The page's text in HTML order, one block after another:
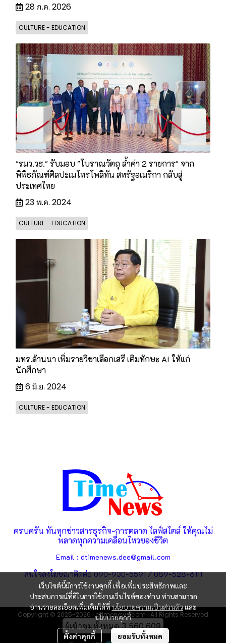
28 ก.ค. 2026
CULTURE - EDUCATION
"รมว.วธ." รับมอบ "โบราณวัตถุ ล้ำค่า 2 รายการ" จาก
พิพิธภัณฑ์ศิลปะเมโทรโพลิทัน สหรัฐอเมริกา กลับสู่
ประเทศไทย
23 พ.ค. 2024
CULTURE - EDUCATION
มทร.ล้านนา เพิ่มรายวิชาเลือกเสรี เติมทักษะ AI ให้แก่
นักศึกษา
6 มิ.ย. 2024
CULTURE - EDUCATION
เว็บไซต์นี้มีการใช้งานคุกกี้ เพื่อเพิ่มประสิทธิภาพและ
ประสบการณ์ที่ดีในการใช้งานเว็บไซต์ของท่าน ท่านสามารถ
อ่านรายละเอียดเพิ่มเติมได้ที่นโยบายความเป็นส่วนตัวและ
นโยบายคุกกี้
ตั้งค่าคุกกี้ ยอมรับทั้งหมด
ครบครัน ทันทุกข่าวสารธุรกิจ-การตลาด ไลฟ์สไตล์ ให้คุณไม่
พลาดทุกความเคลื่อนไหวของชีวิต
Email : dtimenews.dee@gmail.com
สนใจลงโฆษณาติดต่อ 090-930-5591 / 089-528-6111
Copyright © 2025-2026 | dtimenews.com | All Rights Reserved
ผู้เข้าชมวันนี้4,819